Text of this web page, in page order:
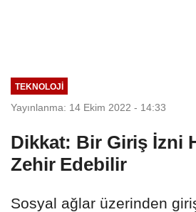
TEKNOLOJİ
Yayınlanma: 14 Ekim 2022 - 14:33
Dikkat: Bir Giriş İzni
Zehir Edebilir
Sosyal ağlar üzerinden